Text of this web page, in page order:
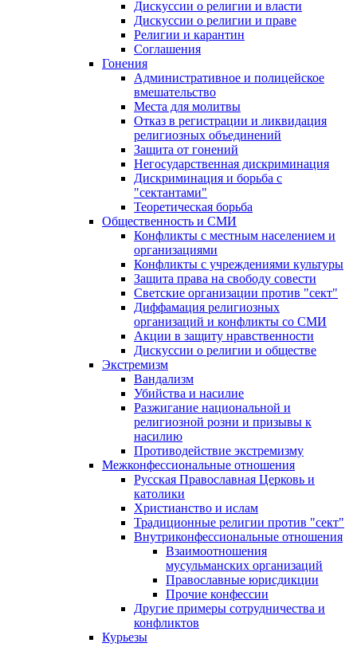
Дискуссии о религии и власти
Дискуссии о религии и праве
Религии и карантин
Соглашения
Гонения
Административное и полицейское
вмешательство
Места для молитвы
Отказ в регистрации и ликвидация
религиозных объединений
Защита от гонений
Негосударственная дискриминация
Дискриминация и борьба с
"сектантами"
Теоретическая борьба
Общественность и СМИ
Конфликты с местным населением и
организациями
Конфликты с учреждениями культуры
Защита права на свободу совести
Светские организации против "сект"
Диффамация религиозных
организаций и конфликты со СМИ
Акции в защиту нравственности
Дискуссии о религии и обществе
Экстремизм
Вандализм
Убийства и насилие
Разжигание национальной и
религиозной розни и призывы к
насилию
Противодействие экстремизму
Межконфессиональные отношения
Русская Православная Церковь и
католики
Христианство и ислам
Традиционные религии против "сект"
Внутриконфессиональные отношения
Взаимоотношения
мусульманских организаций
Православные юрисдикции
Прочие конфессии
Другие примеры сотрудничества и
конфликтов
Курьезы